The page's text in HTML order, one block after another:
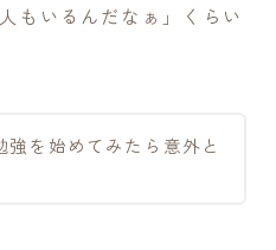
もいるんだなぁ」くらい
強を始めてみたら意外と